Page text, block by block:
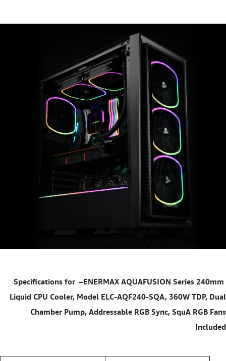
–ENERMAX AQUAFUSION Series 240mm
Liquid CPU Cooler, Model ELC-AQF240-SQA, 360W TDP, Dual
Chamber Pump, Addressable RGB Sync, SquA RGB Fans
Included